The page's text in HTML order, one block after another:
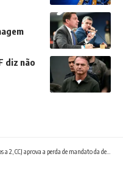
diz não
aprova a perda de mandato da deputada Carla Zambelli